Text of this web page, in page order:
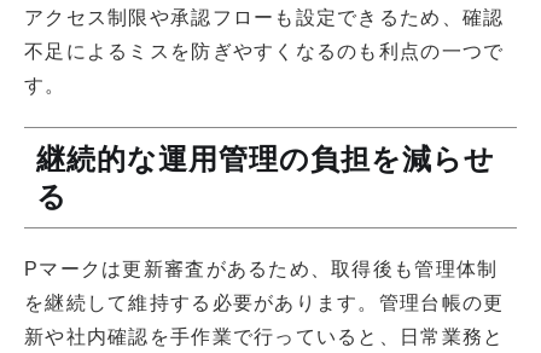
アクセス制限や承認フローも設定できるため、確認
不足によるミスを防ぎやすくなるのも利点の一つで
す。
継続的な運用管理の負担を減らせ
る
Pマークは更新審査があるため、取得後も管理体制
を継続して維持する必要があります。管理台帳の更
新や社内確認を手作業で行っていると、日常業務と